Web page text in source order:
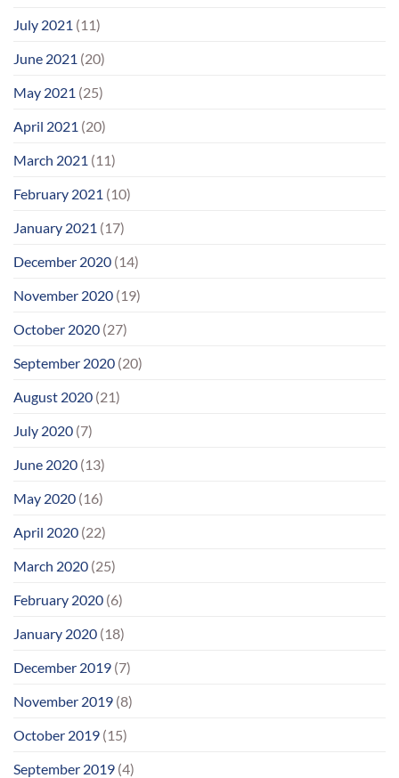
July 2021 (11)
June 2021 (20)
May 2021 (25)
April 2021 (20)
March 2021 (11)
February 2021 (10)
January 2021 (17)
December 2020 (14)
November 2020 (19)
October 2020 (27)
September 2020 (20)
August 2020 (21)
July 2020 (7)
June 2020 (13)
May 2020 (16)
April 2020 (22)
March 2020 (25)
February 2020 (6)
January 2020 (18)
December 2019 (7)
November 2019 (8)
October 2019 (15)
September 2019 (4)